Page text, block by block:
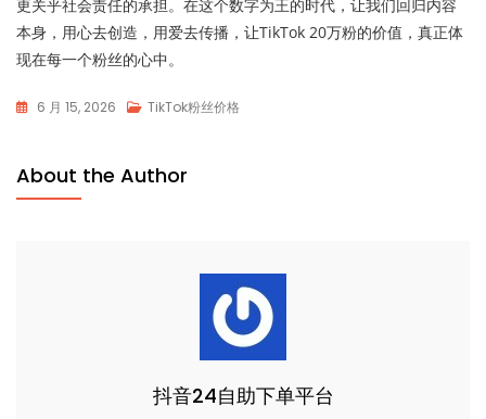
更关乎社会责任的承担。在这个数字为王的时代，让我们回归内容
本身，用心去创造，用爱去传播，让TikTok 20万粉的价值，真正体
现在每一个粉丝的心中。
6 月 15, 2026 TikTok粉丝价格
About the Author
抖音24自助下单平台